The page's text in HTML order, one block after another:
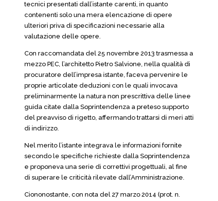
tecnici presentati dall’istante carenti, in quanto
contenenti solo una mera elencazione di opere
ulteriori priva di specificazioni necessarie alla
valutazione delle opere.
Con raccomandata del 25 novembre 2013 trasmessa a
mezzo PEC, l’architetto Pietro Salvione, nella qualità di
procuratore dell’impresa istante, faceva pervenire le
proprie articolate deduzioni con le quali invocava
preliminarmente la natura non prescrittiva delle linee
guida citate dalla Soprintendenza a preteso supporto
del preavviso di rigetto, affermando trattarsi di meri atti
di indirizzo.
Nel merito l’istante integrava le informazioni fornite
secondo le specifiche richieste dalla Soprintendenza
e proponeva una serie di correttivi progettuali, al fine
di superare le criticità rilevate dall’Amministrazione.
Ciononostante, con nota del 27 marzo 2014 (prot. n.